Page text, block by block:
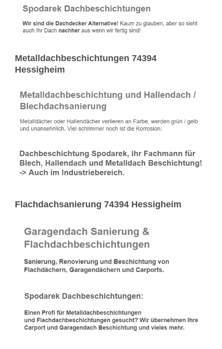
Metalldachbeschichtungen 74394
Hessigheim
Flachdachsanierung 74394 Hessigheim